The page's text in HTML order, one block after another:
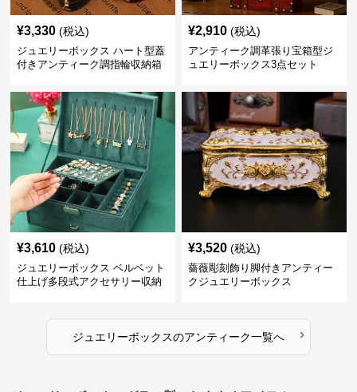
¥3,330 (税込)
ジュエリーボックス ハート型蓋
付きアンティーク調指輪収納箱
¥2,910 (税込)
アンティーク調革張り宝箱型ジ
ュエリーボックス3点セット
¥3,610 (税込)
ジュエリーボックス ベルベット
仕上げ多段式アクセサリー収納
¥3,520 (税込)
薔薇彫刻飾り脚付きアンティー
クジュエリーボックス
ジュエリーボックスのアンティーク一覧へ ›